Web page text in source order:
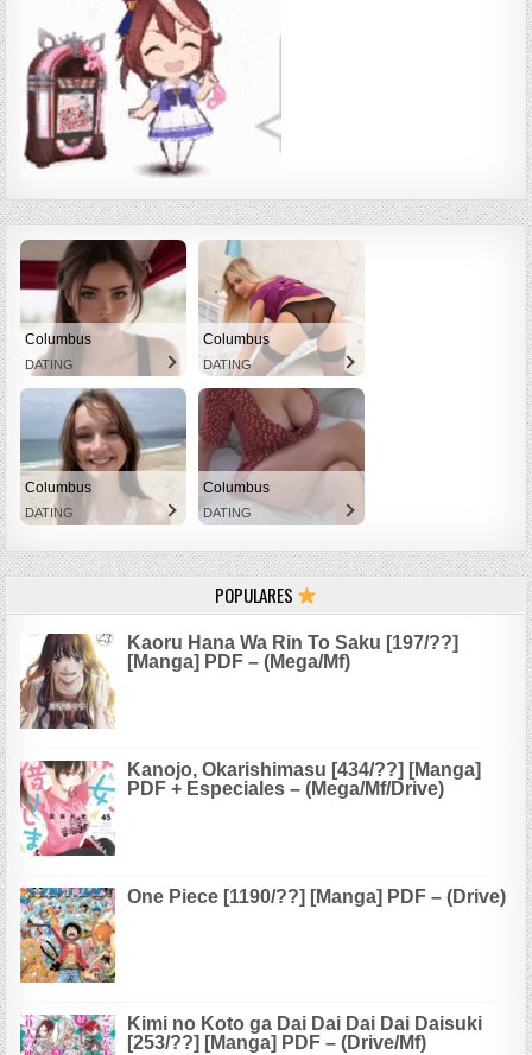
Columbus
DATING
Columbus
DATING
Columbus
DATING
Columbus
DATING
POPULARES
Kaoru Hana Wa Rin To Saku [197/??]
[Manga] PDF – (Mega/Mf)
Kanojo, Okarishimasu [434/??] [Manga]
PDF + Especiales – (Mega/Mf/Drive)
One Piece [1190/??] [Manga] PDF – (Drive)
Kimi no Koto ga Dai Dai Dai Dai Daisuki
[253/??] [Manga] PDF – (Drive/Mf)